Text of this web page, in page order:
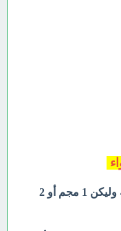
- يتكون قرص الدواء من المادة الفعالة وليكن 1 مجم أو 2